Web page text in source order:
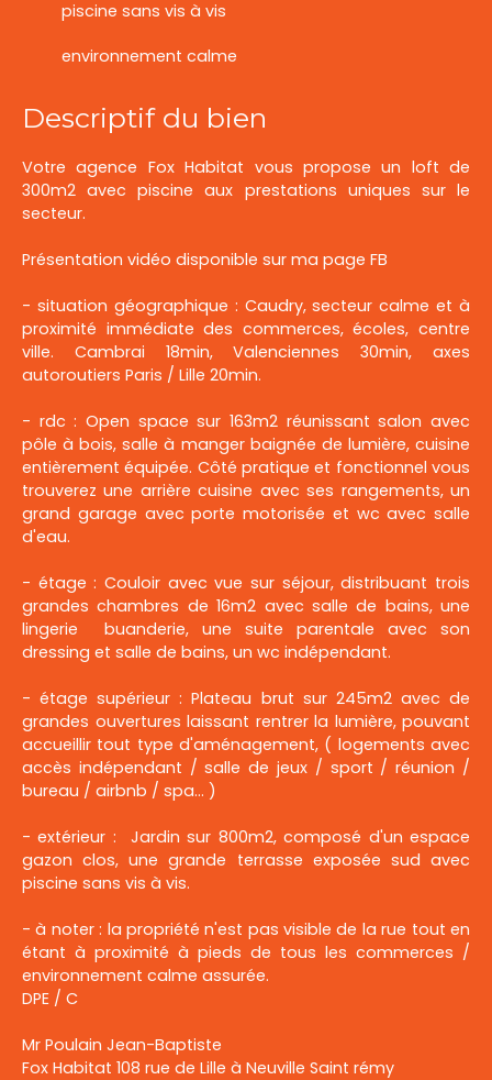
piscine sans vis à vis
environnement calme
Descriptif du bien
Votre agence Fox Habitat vous propose un loft de
300m2 avec piscine aux prestations uniques sur le
secteur.
Présentation vidéo disponible sur ma page FB
- situation géographique : Caudry, secteur calme et à
proximité immédiate des commerces, écoles, centre
ville. Cambrai 18min, Valenciennes 30min, axes
autoroutiers Paris / Lille 20min.
- rdc : Open space sur 163m2 réunissant salon avec
pôle à bois, salle à manger baignée de lumière, cuisine
entièrement équipée. Côté pratique et fonctionnel vous
trouverez une arrière cuisine avec ses rangements, un
grand garage avec porte motorisée et wc avec salle
d'eau.
- étage : Couloir avec vue sur séjour, distribuant trois
grandes chambres de 16m2 avec salle de bains, une
lingerie buanderie, une suite parentale avec son
dressing et salle de bains, un wc indépendant.
- étage supérieur : Plateau brut sur 245m2 avec de
grandes ouvertures laissant rentrer la lumière, pouvant
accueillir tout type d'aménagement, ( logements avec
accès indépendant / salle de jeux / sport / réunion /
bureau / airbnb / spa... )
- extérieur : Jardin sur 800m2, composé d'un espace
gazon clos, une grande terrasse exposée sud avec
piscine sans vis à vis.
- à noter : la propriété n'est pas visible de la rue tout en
étant à proximité à pieds de tous les commerces /
environnement calme assurée.
DPE / C
Mr Poulain Jean-Baptiste
Fox Habitat 108 rue de Lille à Neuville Saint rémy